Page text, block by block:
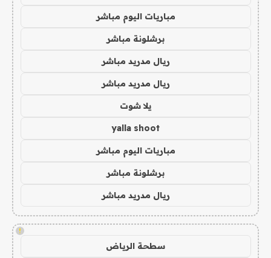
مباريات اليوم مباشر
برشلونة مباشر
ريال مدريد مباشر
ريال مدريد مباشر
يلا شوت
yalla shoot
مباريات اليوم مباشر
برشلونة مباشر
ريال مدريد مباشر
!
سطحة الرياض